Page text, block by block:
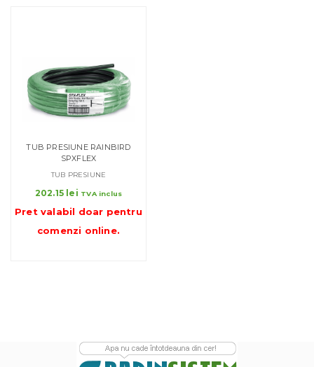
TUB PRESIUNE RAINBIRD
SPXFLEX
TUB PRESIUNE
202.15 lei TVA inclus
Pret valabil doar pentru
comenzi online.